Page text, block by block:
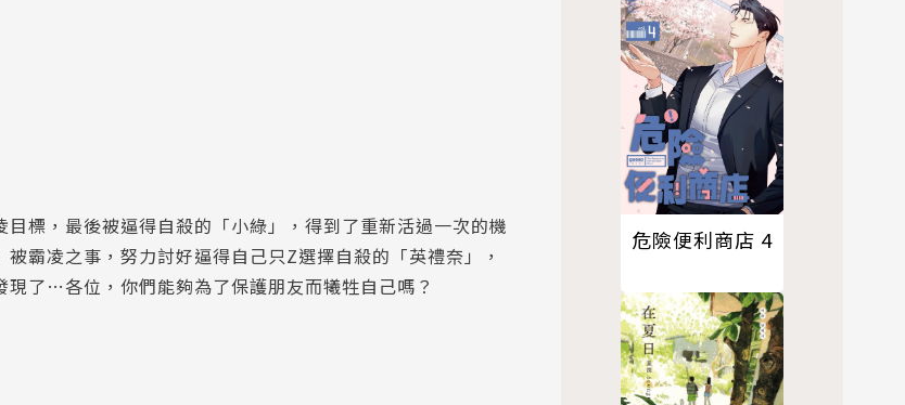
標，最後被逼得自殺的「小綠」，得到了重新活過一次的機
霸凌之事，努力討好逼得自己只Z選擇自殺的「英禮奈」，
了…各位，你們能夠為了保護朋友而犧牲自己嗎？
危險便利商店 4